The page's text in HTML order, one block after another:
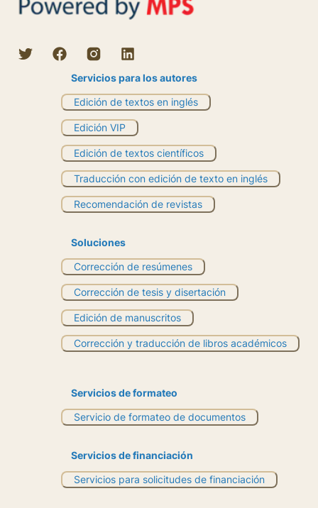
Servicios para los autores
Edición de textos en inglés
Edición VIP
Edición de textos científicos
Traducción con edición de texto en inglés
Recomendación de revistas
Soluciones
Corrección de resúmenes
Corrección de tesis y disertación
Edición de manuscritos
Corrección y traducción de libros académicos
Servicios de formateo
Servicio de formateo de documentos
Servicios de financiación
Servicios para solicitudes de financiación